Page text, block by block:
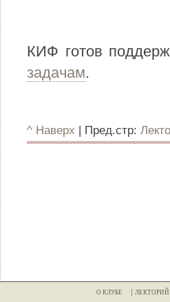
КИФ готов
задачам.
^ Наверх | Пред.стр:
О КЛУБЕ